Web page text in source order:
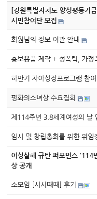
[강원특별자치도 양성평등기
시민참여단 모집
회원님의 정보 이관 안내
홍보용품 제작 + 성폭력, 가정
하반기 자아성장프로그램 참
평화의소녀상 수요집회
제114주년 3.8세계여성의 날
임시 및 창립총회를 위한 위임
여성살해 규탄 퍼포먼스 '114
상 공개
소모임 [시시때때] 후기